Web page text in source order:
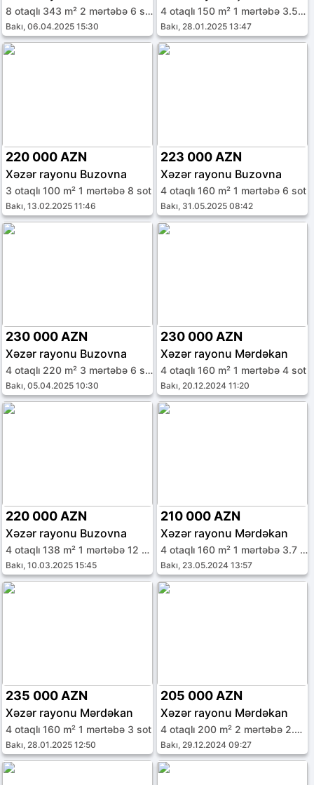
8 otaqlı 343 m² 2 mərtəbə 6 sot
Bakı, 06.04.2025 15:30
4 otaqlı 150 m² 1 mərtəbə 3.5 sot
Bakı, 28.01.2025 13:47
220 000 AZN
Xəzər rayonu Buzovna
3 otaqlı 100 m² 1 mərtəbə 8 sot
Bakı, 13.02.2025 11:46
223 000 AZN
Xəzər rayonu Buzovna
4 otaqlı 160 m² 1 mərtəbə 6 sot
Bakı, 31.05.2025 08:42
230 000 AZN
Xəzər rayonu Buzovna
4 otaqlı 220 m² 3 mərtəbə 6 sot
Bakı, 05.04.2025 10:30
230 000 AZN
Xəzər rayonu Mərdəkan
4 otaqlı 160 m² 1 mərtəbə 4 sot
Bakı, 20.12.2024 11:20
220 000 AZN
Xəzər rayonu Buzovna
4 otaqlı 138 m² 1 mərtəbə 12 sot
Bakı, 10.03.2025 15:45
210 000 AZN
Xəzər rayonu Mərdəkan
4 otaqlı 160 m² 1 mərtəbə 3.7 sot
Bakı, 23.05.2024 13:57
235 000 AZN
Xəzər rayonu Mərdəkan
4 otaqlı 160 m² 1 mərtəbə 3 sot
Bakı, 28.01.2025 12:50
205 000 AZN
Xəzər rayonu Mərdəkan
4 otaqlı 200 m² 2 mərtəbə 2.5 sot
Bakı, 29.12.2024 09:27